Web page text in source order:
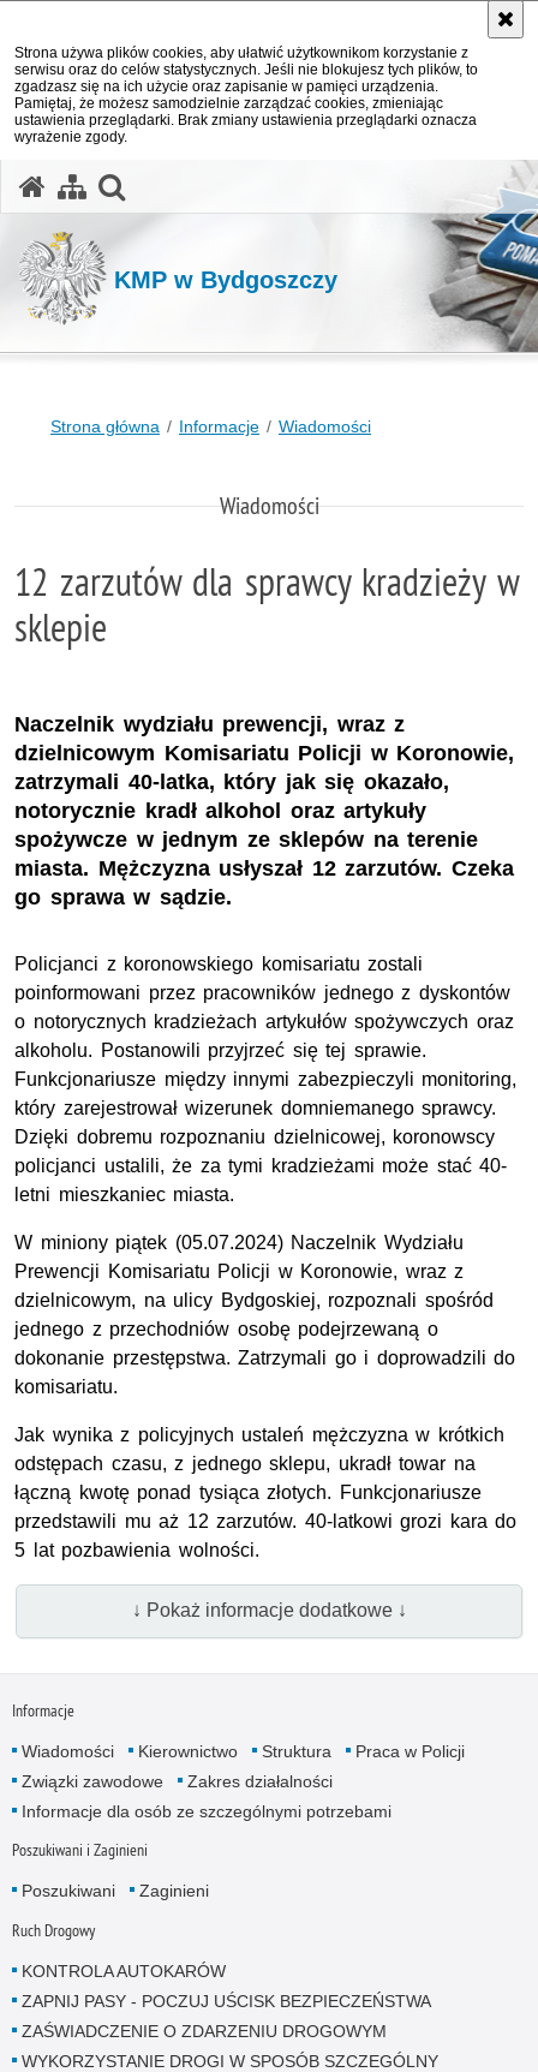
Strona używa plików cookies, aby ułatwić użytkownikom korzystanie z
serwisu oraz do celów statystycznych. Jeśli nie blokujesz tych plików, to
zgadzasz się na ich użycie oraz zapisanie w pamięci urządzenia.
Pamiętaj, że możesz samodzielnie zarządzać cookies, zmieniając
ustawienia przeglądarki. Brak zmiany ustawienia przeglądarki oznacza
wyrażenie zgody.
KMP w Bydgoszczy
Strona główna Informacje Wiadomości
Wiadomości
12 zarzutów dla sprawcy kradzieży w
sklepie
Naczelnik wydziału prewencji, wraz z
dzielnicowym Komisariatu Policji w Koronowie,
zatrzymali 40-latka, który jak się okazało,
notorycznie kradł alkohol oraz artykuły
spożywcze w jednym ze sklepów na terenie
miasta. Mężczyzna usłyszał 12 zarzutów. Czeka
go sprawa w sądzie.
Policjanci z koronowskiego komisariatu zostali
poinformowani przez pracowników jednego z dyskontów
o notorycznych kradzieżach artykułów spożywczych oraz
alkoholu. Postanowili przyjrzeć się tej sprawie.
Funkcjonariusze między innymi zabezpieczyli monitoring,
który zarejestrował wizerunek domniemanego sprawcy.
Dzięki dobremu rozpoznaniu dzielnicowej, koronowscy
policjanci ustalili, że za tymi kradzieżami może stać 40-
letni mieszkaniec miasta.
W miniony piątek (05.07.2024) Naczelnik Wydziału
Prewencji Komisariatu Policji w Koronowie, wraz z
dzielnicowym, na ulicy Bydgoskiej, rozpoznali spośród
jednego z przechodniów osobę podejrzewaną o
dokonanie przestępstwa. Zatrzymali go i doprowadzili do
komisariatu.
Jak wynika z policyjnych ustaleń mężczyzna w krótkich
odstępach czasu, z jednego sklepu, ukradł towar na
łączną kwotę ponad tysiąca złotych. Funkcjonariusze
przedstawili mu aż 12 zarzutów. 40-latkowi grozi kara do
5 lat pozbawienia wolności.
↓ Pokaż informacje dodatkowe ↓
Informacje
Wiadomości Kierownictwo Struktura
Praca w Policji
Związki zawodowe
Zakres działalności
Informacje dla osób ze szczególnymi potrzebami
Poszukiwani i Zaginieni
Poszukiwani Zaginieni
Ruch Drogowy
KONTROLA AUTOKARÓW
ZAPNIJ PASY - POCZUJ UŚCISK BEZPIECZEŃSTWA
ZAŚWIADCZENIE O ZDARZENIU DROGOWYM
WYKORZYSTANIE DROGI W SPOSÓB SZCZEGÓLNY